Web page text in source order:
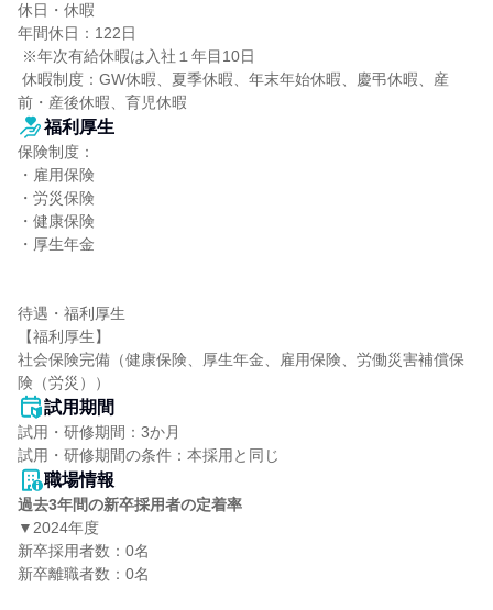
休日・休暇
年間休日：122日
前・産後休暇、育児休暇
福利厚生
保険制度：
・雇用保険
・労災保険
・健康保険
・厚生年金
待遇・福利厚生
【福利厚生】
社会保険完備（健康保険、厚生年金、雇用保険、労働災害補償保
険（労災））
試用期間
試用・研修期間：3か月
職場情報
過去3年間の新卒採用者の定着率
▼2024年度
新卒採用者数：0名
新卒離職者数：0名